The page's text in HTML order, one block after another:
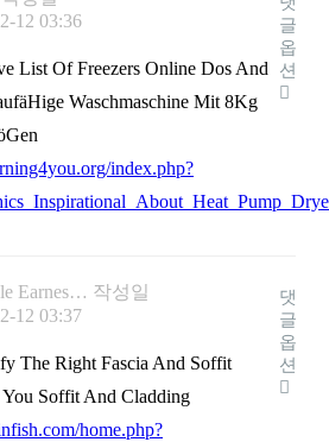
12 03:36
List Of Freezers Online Dos And
Waschmaschine Mit 8Kg
index.php?
글
옵
션
Earnes… 작성일
12 03:37
The Right Fascia And Soffit
You Soffit And Cladding
home.php?
댓
글
옵
션